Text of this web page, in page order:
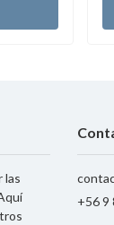
las
+56 9